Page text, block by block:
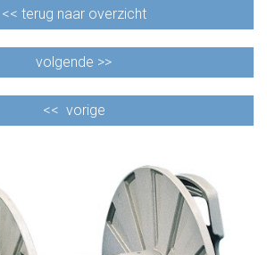
<< terug naar overzicht
volgende >>
<< vorige